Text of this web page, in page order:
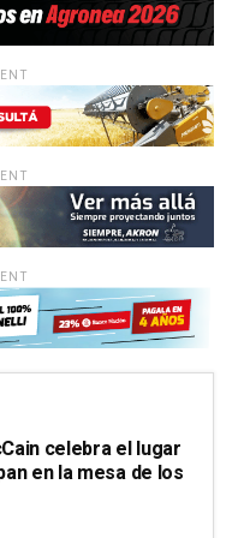
celebra el lugar
en la mesa de los